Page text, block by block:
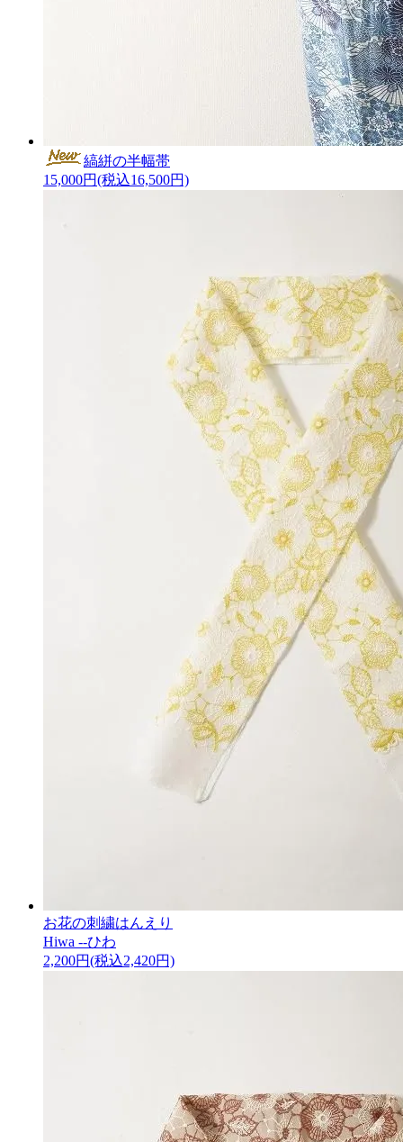
縞絣の半幅帯
15,000円(税込16,500円)
お花の刺繍はんえり
Hiwa --ひわ
2,200円(税込2,420円)